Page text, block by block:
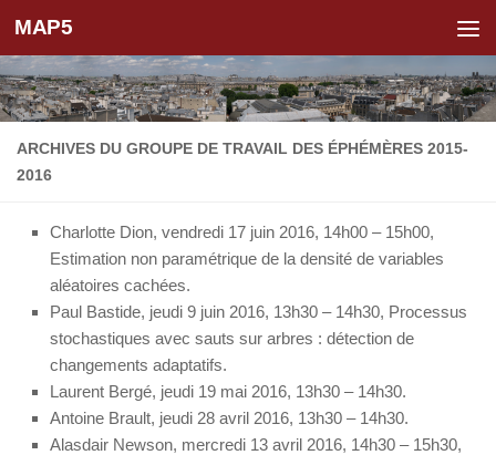
Skip to content
MAP5
ARCHIVES DU GROUPE DE TRAVAIL DES ÉPHÉMÈRES 2015-
2016
Charlotte Dion, vendredi 17 juin 2016, 14h00 – 15h00,
Estimation non paramétrique de la densité de variables
aléatoires cachées.
Paul Bastide, jeudi 9 juin 2016, 13h30 – 14h30, Processus
stochastiques avec sauts sur arbres : détection de
changements adaptatifs.
Laurent Bergé, jeudi 19 mai 2016, 13h30 – 14h30.
Antoine Brault, jeudi 28 avril 2016, 13h30 – 14h30.
Alasdair Newson, mercredi 13 avril 2016, 14h30 – 15h30,